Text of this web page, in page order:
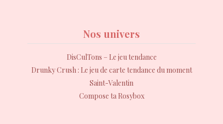
Nos univers
DisCulTons – Le jeu tendance
Drunky Crush : Le jeu de carte tendance du moment
Saint-Valentin
Compose ta Rosybox